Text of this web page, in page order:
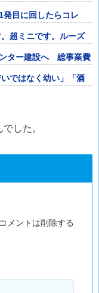
発目に回したらコレ
超ミニです。ルーズ
ンター建設へ 総事業費
ではなく幼い」「酒
した。
メントは削除する